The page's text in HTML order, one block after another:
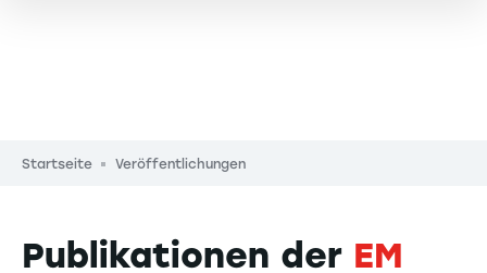
Pfadnavigation
Startseite Veröffentlichungen
Publikationen der EM